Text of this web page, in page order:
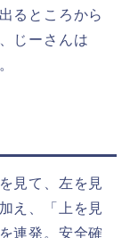
るところから
じーさんは
見て、左を見
え、「上を見
連発。安全確